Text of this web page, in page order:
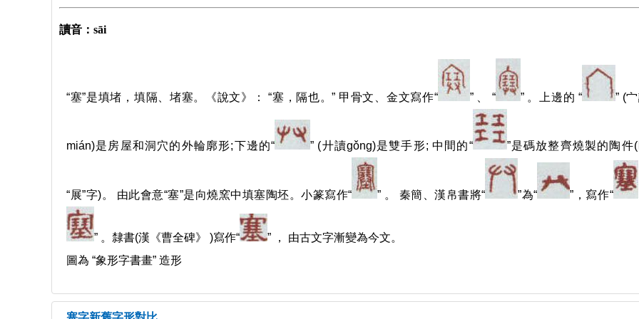
讀音：sāi
“塞”是填堵，填隔、堵塞。《說文》： “塞，隔也。” 甲骨文、金文寫作“ ” 、 “ ” 。上邊的 “ ” (
mián)是房屋和洞穴的外輪廓形;下邊的“ ” (廾讀gǒng)是雙手形; 中間的“ ”是碼放整齊燒製的陶件(
“展”字)。 由此會意“塞”是向燒窯中填塞陶坯。小篆寫作“ ” 。 秦簡、漢帛書將“ ”為“ ”，寫作“
” 。隸書(漢《曹全碑》 )寫作“
” ， 由古文字漸變為今文。
圖為 “象形字書畫” 造形